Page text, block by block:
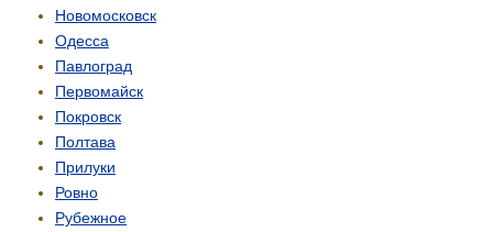
Новомосковск
Одесса
Павлоград
Первомайск
Покровск
Полтава
Прилуки
Ровно
Рубежное